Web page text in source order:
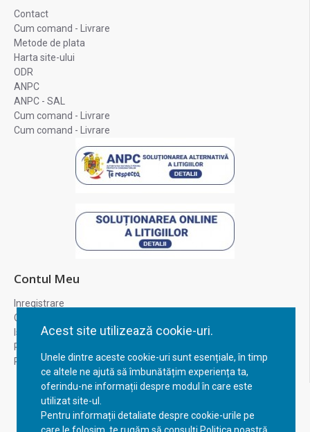
Acest site utilizează cookie-uri.
Unele dintre aceste cookie-uri sunt esențiale, în timp
ce altele ne ajută să îmbunătățim experiența ta,
oferindu-ne informații despre modul în care este
utilizat site-ul.
Pentru informații detaliate despre cookie-urile pe
Contact
Cum comand - Livrare
Metode de plata
Harta site-ului
ODR
ANPC
ANPC - SAL
Cum comand - Livrare
Cum comand - Livrare
Contul Meu
Inregistrare
Contul meu
Istoric comenzi
Recuperare parola
Returnare produs